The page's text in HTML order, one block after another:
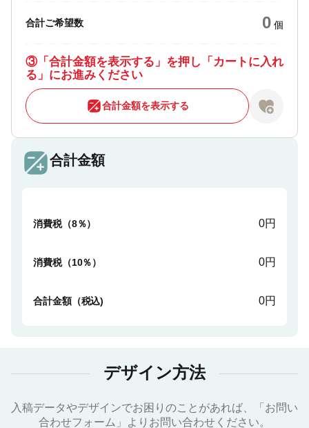
合計ご希望数 0 個
③「合計金額を表示する」を押し「カートに入れ
る」にお進みください
合計金額を表示する
合計金額
消費税（8％） 0円
消費税（10％） 0円
合計金額（税込) 0円
デザイン方法
入稿データやデザインでお困りのことがあれば、「お問い
合わせフォーム」よりお問い合わせください。